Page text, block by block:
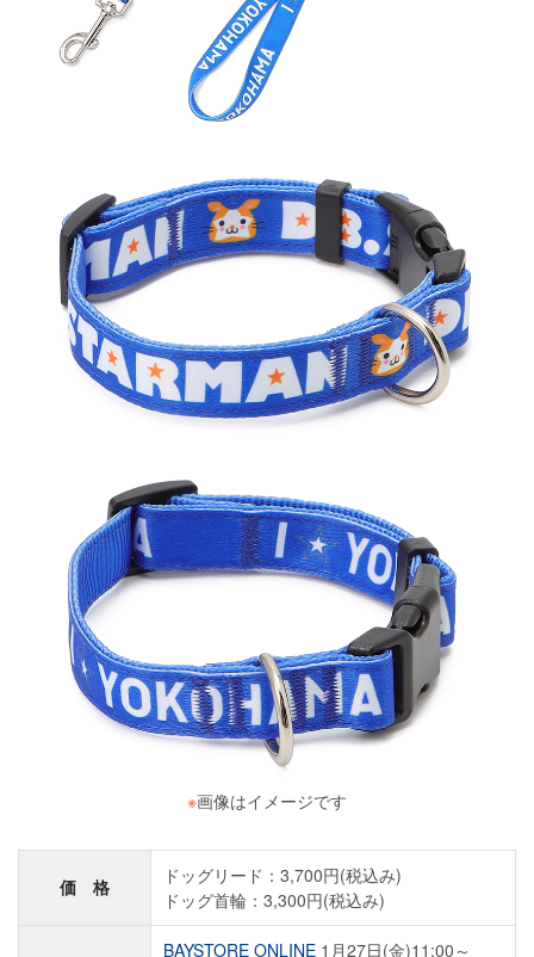
※画像はイメージです
価 格
ドッグリード：3,700円(税込み)
ドッグ首輪：3,300円(税込み)
BAYSTORE ONLINE 1月27日(金)11:00～